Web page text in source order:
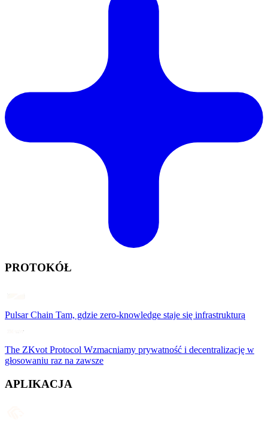
PROTOKÓŁ
Pulsar Chain Tam, gdzie zero-knowledge staje się infrastrukturą
The ZKvot Protocol Wzmacniamy prywatność i decentralizację w
głosowaniu raz na zawsze
APLIKACJA